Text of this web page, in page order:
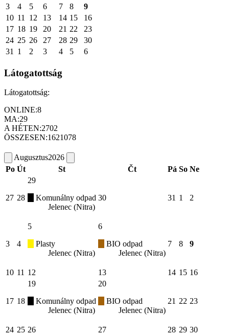
3
4 5 6 7 8
9
10 11 12 13 14 15
16
17 18 19 20 21 22
23
24 25 26 27 28 29
30
31
1 2 3 4 5 6
Látogatottság
Látogatottság:
ONLINE:8
MA:29
A HÉTEN:2702
ÖSSZESEN:1621078
Augusztus2026
Po Út St Čt Pá So Ne
27 28
29
Komunálny odpad
Jelenec (Nitra)
30 31 1 2
3 4
5
Plasty
Jelenec (Nitra)
6
BIO odpad
Jelenec (Nitra)
7 8 9
10 11 12 13 14 15 16
17 18
19
Komunálny odpad
Jelenec (Nitra)
20
BIO odpad
Jelenec (Nitra)
21 22 23
24 25 26 27 28 29 30